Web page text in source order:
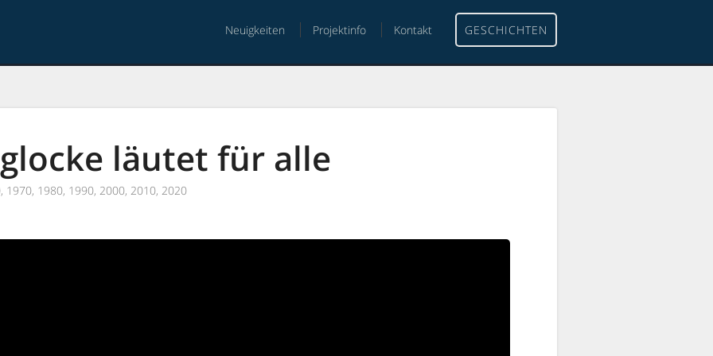
Neuigkeiten Projektinfo Kontakt GESCHICHTEN
läutet für alle
1970, 1980, 1990, 2000, 2010, 2020